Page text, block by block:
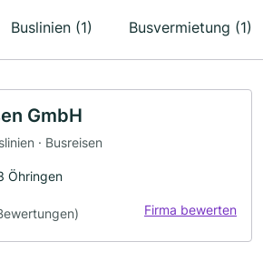
Buslinien (1) Busvermietung (1)
GmbH
· Busreisen
Öhringen
Firma bewerten